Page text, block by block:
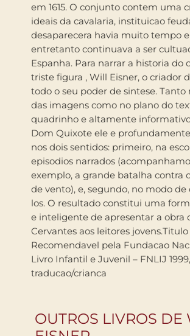
em 1615. O conjunto contem uma
ideais da cavalaria, instituicao
desaparecera havia muito tempo
entretanto continuava a ser
Espanha. Para narrar a historia do cavaleiro de
triste figura , Will Eisner, o criador
todo o seu poder de sintese. Tanto
das imagens como no plano do
quadrinho e altamente
Dom Quixote ele e
nos dois sentidos: primeiro, na
episodios narrados
exemplo, a grande batalha contra
de vento), e, segundo, no modo de
los. O resultado constitui uma
e inteligente de apresentar a obra
Cervantes aos leitores
Recomendavel pela Fundacao
Livro Infantil e Juvenil – FNLIJ
traducao/crianca
OUTROS LIVROS DE